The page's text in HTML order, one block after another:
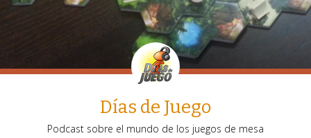
Días de Juego
Podcast sobre el mundo de los juegos de mesa